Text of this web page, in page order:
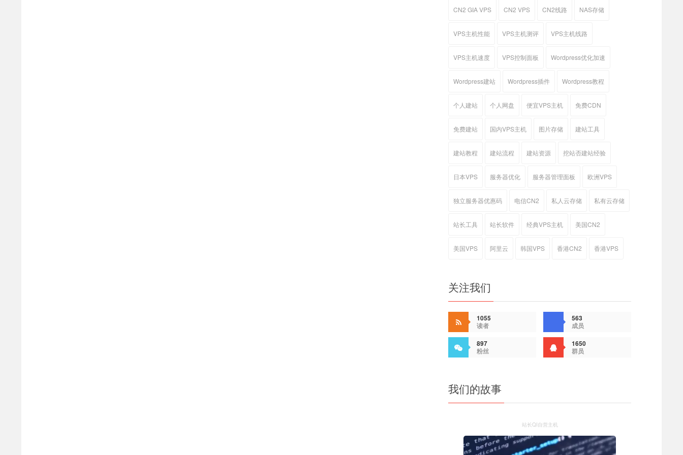
CN2 GIA VPS CN2 VPS CN2线路 NAS存储
VPS主机性能 VPS主机测评 VPS主机线路
VPS主机速度 VPS控制面板 Wordpress优化加速
Wordpress建站 Wordpress插件 Wordpress教程
个人建站 个人网盘 便宜VPS主机 免费CDN
免费建站 国内VPS主机 图片存储 建站工具
建站教程 建站流程 建站资源 挖站否建站经验
日本VPS 服务器优化 服务器管理面板 欧洲VPS
独立服务器优惠码 电信CN2 私人云存储 私有云存储
站长工具 站长软件 经典VPS主机 美国CN2
美国VPS 阿里云 韩国VPS 香港CN2 香港VPS
关注我们
1055
读者
563
成员
897
粉丝
1650
群员
我们的故事
站长QI自营主机